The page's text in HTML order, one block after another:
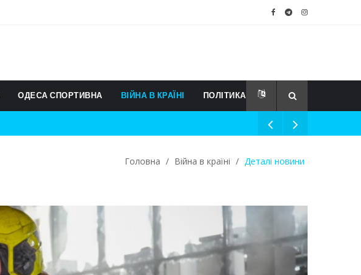
ОДЕСА СПОРТИВНА ВІЙНА В КРАЇНІ ПОЛІТИКА
Головна / Війна в країні / Деталі новини